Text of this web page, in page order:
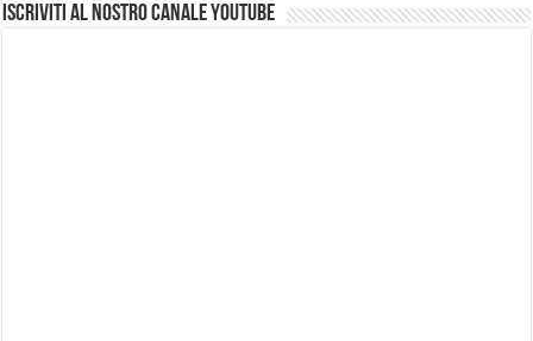
Iscriviti al nostro Canale Youtube